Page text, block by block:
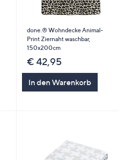
done.® Wohndecke Animal-
Print Ziernaht waschbar,
150x200cm
€ 42,95
In den Warenkorb